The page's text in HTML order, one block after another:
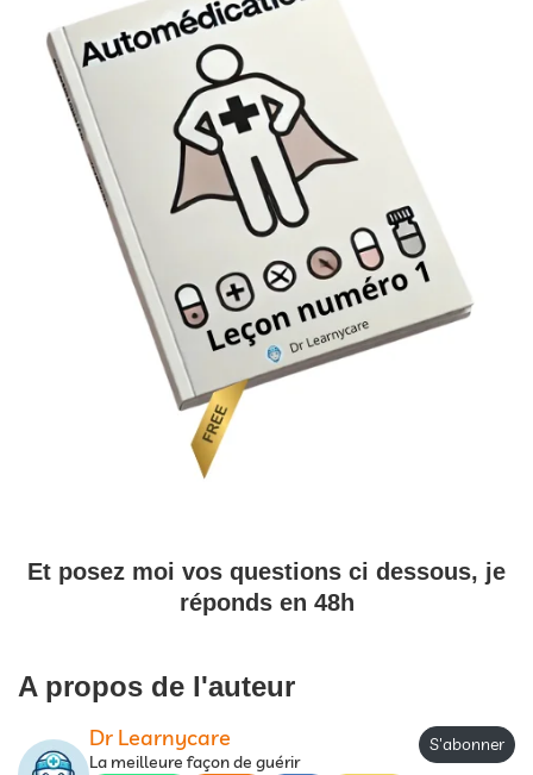
Et posez moi vos questions ci dessous, je
réponds en 48h
A propos de l'auteur
Dr Learnycare
La meilleure façon de guérir
S'abonner